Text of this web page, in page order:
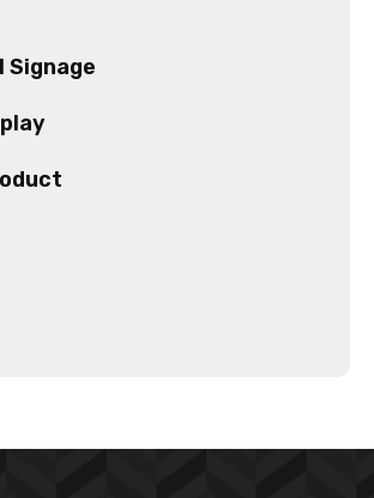
Signage